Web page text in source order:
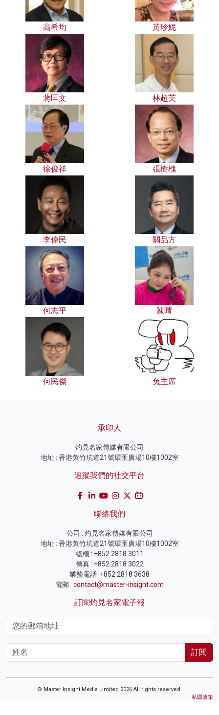
高希均 黃珍妮
蔣匡文 林超英
徐俊祥 張樹槐
李偉民 關品方
何志平 陳晴
何民傑 兔主席
承印人
灼見名家傳媒有限公司
地址 : 香港黃竹坑道21號環匯廣場10樓1002室
追蹤我們的社交平台
聯絡我們
公司 : 灼見名家傳媒有限公司
地址 : 香港黃竹坑道21號環匯廣場10樓1002室
總機 : +852 2818 3011
傳真 : +852 2818 3022
業務電話 :+852 2818 3638
電郵 : contact@master-insight.com
訂閱灼見名家電子報
訂閱
© Master Insight Media Limited 2026 All rights reserved.
私隱政策